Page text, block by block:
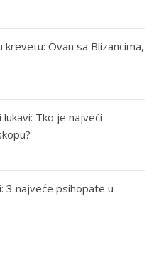
krevetu: Ovan sa Blizancima,
Tko je najveći
3 najveće psihopate u